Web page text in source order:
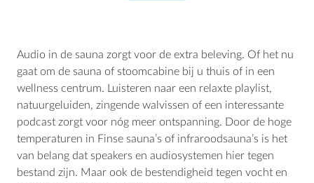
Audio in de sauna zorgt voor de extra beleving. Of het nu
gaat om de sauna of stoomcabine bij u thuis of in een
wellness centrum. Luisteren naar een relaxte playlist,
natuurgeluiden, zingende walvissen of een interessante
podcast zorgt voor nóg meer ontspanning. Door de hoge
temperaturen in Finse sauna’s of infraroodsauna’s is het
van belang dat speakers en audiosystemen hier tegen
bestand zijn. Maar ook de bestendigheid tegen vocht en
WEBSHOP
Shop
Winkelwagen